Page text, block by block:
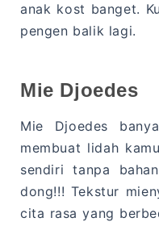
anak kost banget.
pengen balik lagi.
Mie Djoedes
Mie Djoedes
membuat lidah
sendiri tanpa
dong!!! Tekstur
cita rasa yang